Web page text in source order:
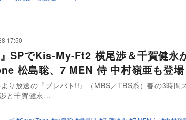
17:50
』SPでKis-My-Ft2 横尾渉＆千賀健永
松島聡、7 MEN 侍 中村嶺亜も登場
り放送の『プレバト!!』（MBS／TBS系）春の3時間
と千賀健永…